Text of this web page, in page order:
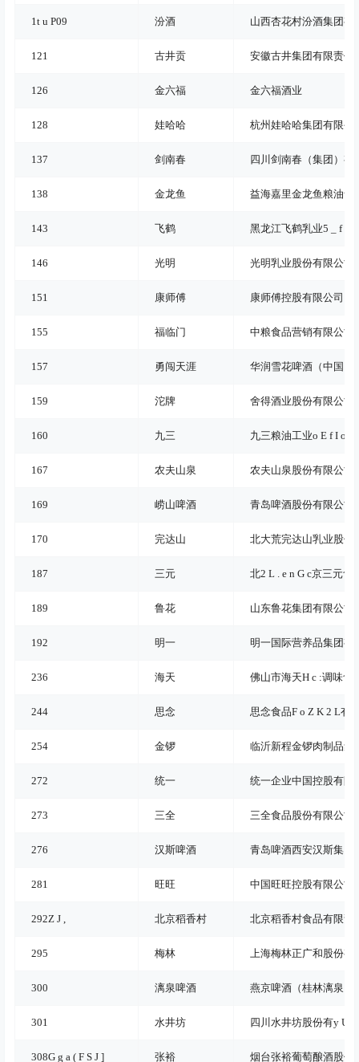
1 t u P09 汾酒 山西杏花村汾酒集团有
121 古井贡 安徽古井集团有限责任
126 金六福 金六福酒业
128 娃哈哈 杭州娃哈哈集团有限公
137 剑南春 四川剑南春（集团）有
138 金龙鱼 益海嘉里金龙鱼粮油食
143 飞鹤 黑龙江飞鹤乳业5 _ f Q
146 光明 光明乳业股份有限公司
151 康师傅 康师傅控股有限公司
155 福临门 中粮食品营销有限公司
157 勇闯天涯 华润雪花啤酒（中国）
159 沱牌 舍得酒业股份有限公司
160 九三 九三粮油工业o E f I o 1
167 农夫山泉 农夫山泉股份有限公司
169 崂山啤酒 青岛啤酒股份有限公司
170 完达山 北大荒完达山乳业股份
187 三元 北2 L . e n G c京三元食
189 鲁花 山东鲁花集团有限公司
192 明一 明一国际营养品集团有
236 海天 佛山市海天H c :调味食
244 思念 思念食品F o Z K 2 L有
254 金锣 临沂新程金锣肉制品集
272 统一 统一企业中国控股有限
273 三全 三全食品股份有限公司
276 汉斯啤酒 青岛啤酒西安汉斯集团
281 旺旺 中国旺旺控股有限公司
292Z J , 北京稻香村 北京稻香村食品有限责
295 梅林 上海梅林正广和股份有
300 漓泉啤酒 燕京啤酒（桂林漓泉）
301 水井坊 四川水井坊股份有y U _
308G g a ( F S J ] 张裕 烟台张裕葡萄酿酒股份